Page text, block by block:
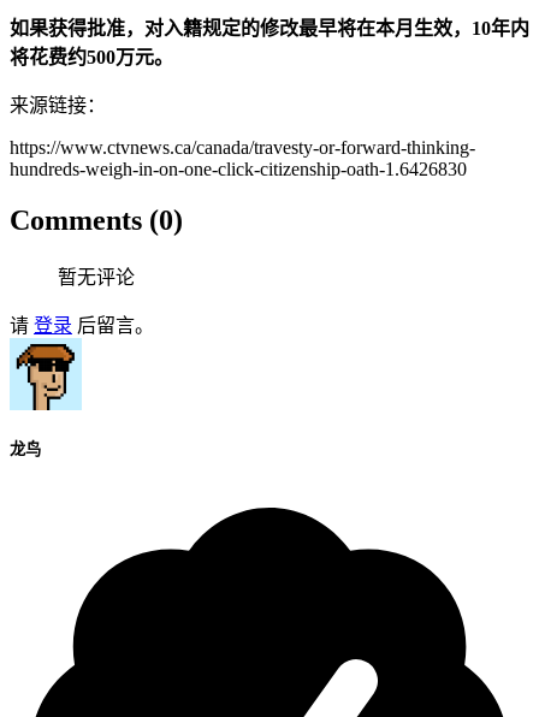
如果获得批准，对入籍规定的修改最早将在本月生效，10年内
将花费约500万元。
来源链接：
https://www.ctvnews.ca/canada/travesty-or-forward-thinking-
hundreds-weigh-in-on-one-click-citizenship-oath-1.6426830
Comments (0)
暂无评论
请 登录 后留言。
龙鸟